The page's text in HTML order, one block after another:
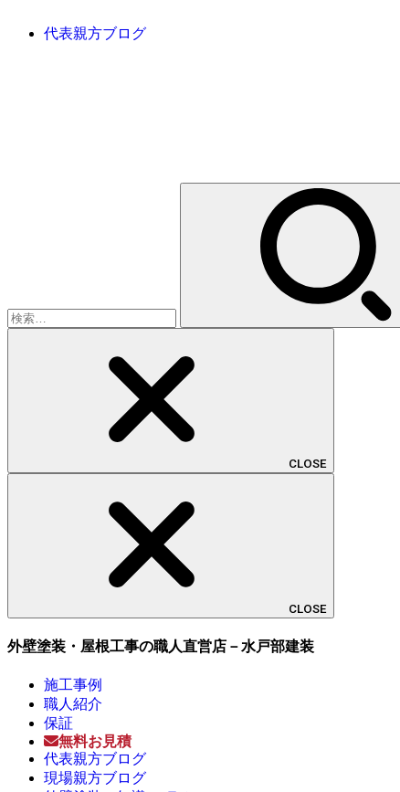
代表親方ブログ
CLOSE
CLOSE
外壁塗装・屋根工事の職人直営店－水戸部建装
施工事例
職人紹介
保証
無料お見積
代表親方ブログ
現場親方ブログ